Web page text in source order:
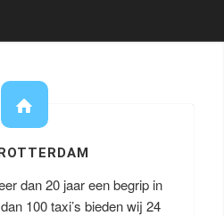
dan 20 jaar een begrip in
100 taxi’s bieden wij 24